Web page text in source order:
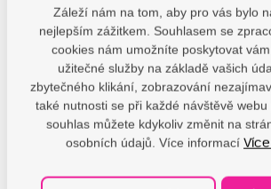
Parametry
Výrobce
PrintLine
s.r.o.;
489/34,
Záleží nám na tom, aby pro vás bylo
nejlepším zážitkem. Souhlasem se
cookies nám umožníte poskytovat
užitečné služby na základě vašich
zbytečného klikání, zobrazování
také nutnosti se při každé návštěvě
souhlas můžete kdykoliv změnit na
osobních údajů. Více informací